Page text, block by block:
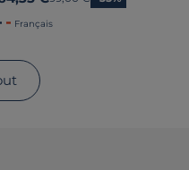
Français